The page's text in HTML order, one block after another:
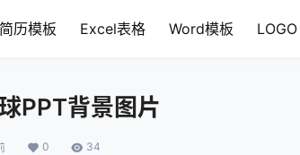
简历模板 Excel表格 Word模板 LOGO
PPT背景图片
0 34